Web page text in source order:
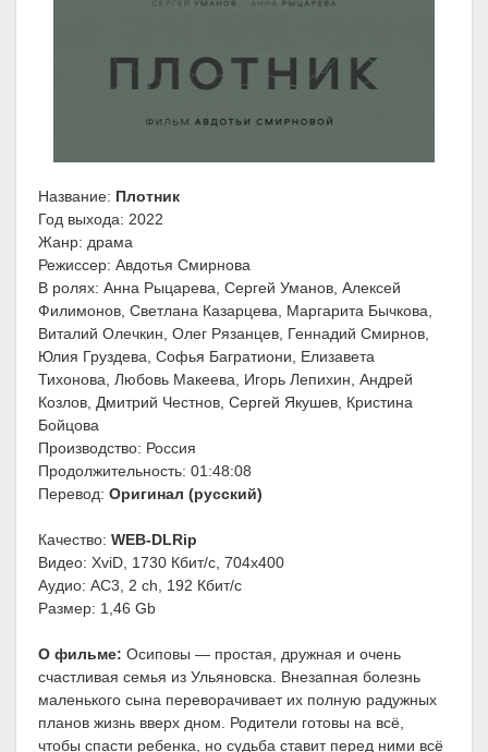
Название: Плотник
Год выхода: 2022
Жанр: драма
Режиссер: Авдотья Смирнова
В ролях: Анна Рыцарева, Сергей Уманов, Алексей
Филимонов, Светлана Казарцева, Маргарита Бычкова,
Виталий Олечкин, Олег Рязанцев, Геннадий Смирнов,
Юлия Груздева, Софья Багратиони, Елизавета
Тихонова, Любовь Макеева, Игорь Лепихин, Андрей
Козлов, Дмитрий Честнов, Сергей Якушев, Кристина
Бойцова
Производство: Россия
Продолжительность: 01:48:08
Перевод: Оригинал (русский)
Качество: WEB-DLRip
Видео: XviD, 1730 Кбит/с, 704x400
Аудио: AC3, 2 ch, 192 Кбит/с
Размер: 1,46 Gb
О фильме: Осиповы — простая, дружная и очень
счастливая семья из Ульяновска. Внезапная болезнь
маленького сына переворачивает их полную радужных
планов жизнь вверх дном. Родители готовы на всё,
чтобы спасти ребенка, но судьба ставит перед ними всё